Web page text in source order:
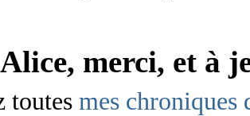
merci, et à
toutes mes chroniques